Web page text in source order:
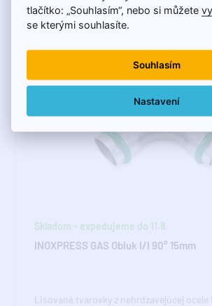
Skladom - expedujeme do 11.8.
INOXPRESS GAS Obluk I/I 90° 15mm
Lisované tvarovky z nehrdzavejúcej ocele
tlačítko: „Souhlasím“, nebo si můžete
se kterými souhlasíte.
Souhlasím
Nastavení